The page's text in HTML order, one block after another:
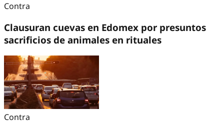
Contra
Clausuran cuevas en Edomex por presuntos
sacrificios de animales en rituales
Contra